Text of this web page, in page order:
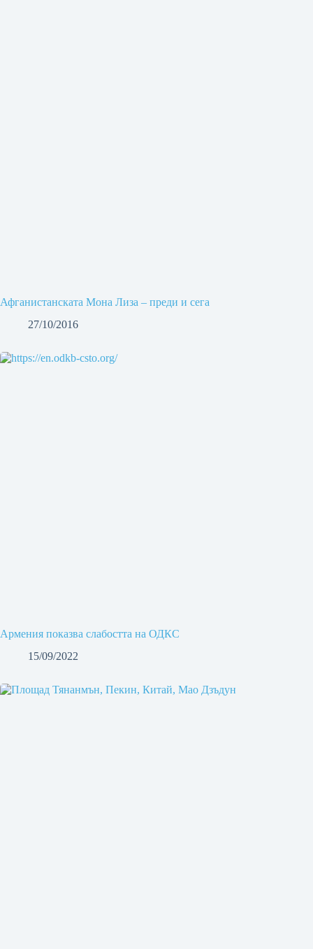
Афганистанската Мона Лиза – преди и сега
27/10/2016
Армения показва слабостта на ОДКС
15/09/2022